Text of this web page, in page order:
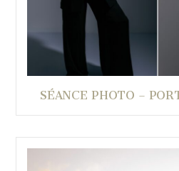
SÉANCE PHOTO –